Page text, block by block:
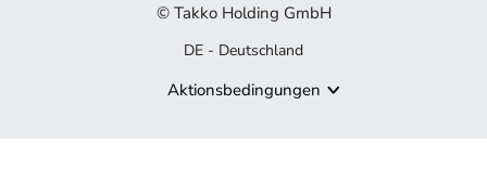
© Takko Holding GmbH
DE - Deutschland
Aktionsbedingungen